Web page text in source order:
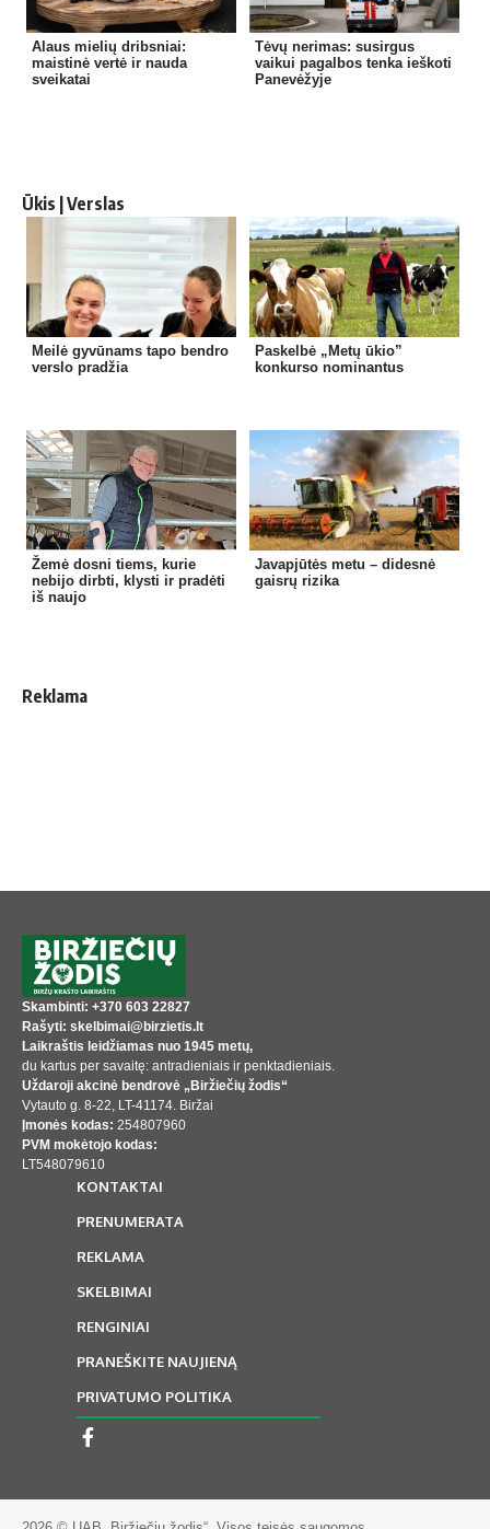
Alaus mielių dribsniai:
maistinė vertė ir nauda
sveikatai
Tėvų nerimas: susirgus
vaikui pagalbos tenka ieškoti
Panevėžyje
Ūkis | Verslas
Meilė gyvūnams tapo bendro
verslo pradžia
Paskelbė „Metų ūkio”
konkurso nominantus
Žemė dosni tiems, kurie
nebijo dirbti, klysti ir pradėti
iš naujo
Javapjūtės metu – didesnė
gaisrų rizika
Reklama
Skambinti: +370 603 22827
Rašyti: skelbimai@birzietis.lt
Laikraštis leidžiamas nuo 1945 metų,
du kartus per savaitę: antradieniais ir penktadieniais.
Uždaroji akcinė bendrovė „Biržiečių žodis“
Vytauto g. 8-22, LT-41174. Biržai
Įmonės kodas: 254807960
PVM mokėtojo kodas:
LT548079610
KONTAKTAI
PRENUMERATA
REKLAMA
SKELBIMAI
RENGINIAI
PRANEŠKITE NAUJIENĄ
PRIVATUMO POLITIKA